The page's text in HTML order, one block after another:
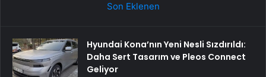
Son Eklenen
Hyundai Kona’nın Yeni Nesli Sızdırıldı:
Daha Sert Tasarım ve Pleos Connect
Geliyor